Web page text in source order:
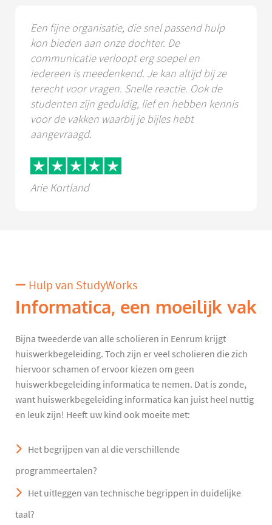
Een fijne organisatie, die snel passend hulp
kon bieden aan onze dochter. De
communicatie verloopt erg soepel en
iedereen is meedenkend. Je kan altijd bij ze
terecht voor vragen. Snelle reactie. Ook de
studenten zijn geduldig, lief en hebben kennis
voor de vakken waarbij je bijles hebt
aangevraagd.
Arie Kortland
Hulp van StudyWorks
Informatica, een moeilijk vak
Bijna tweederde van alle scholieren in Eenrum krijgt
huiswerkbegeleiding. Toch zijn er veel scholieren die zich
hiervoor schamen of ervoor kiezen om geen
huiswerkbegeleiding informatica te nemen. Dat is zonde,
want huiswerkbegeleiding informatica kan juist heel nuttig
en leuk zijn! Heeft uw kind ook moeite met:
Het begrijpen van al die verschillende
programmeertalen?
Het uitleggen van technische begrippen in duidelijke
taal?